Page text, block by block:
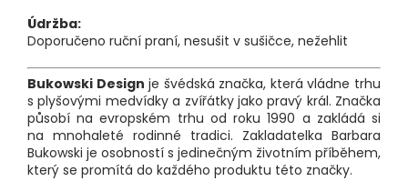
Údržba:
Doporučeno ruční praní, nesušit v sušičce, nežehlit
Bukowski Design je švédská značka, která vládne trhu
s plyšovými medvídky a zvířátky jako pravý král. Značka
působí na evropském trhu od roku 1990 a zakládá si
na mnohaleté rodinné tradici. Zakladatelka Barbara
Bukowski je osobností s jedinečným životním příběhem,
který se promítá do každého produktu této značky.